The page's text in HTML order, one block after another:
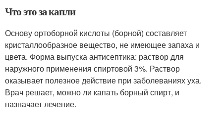
Что это за капли
Основу ортоборной кислоты (борной) составляет
кристаллообразное вещество, не имеющее запаха и
цвета. Форма выпуска антисептика: раствор для
наружного применения спиртовой 3%. Раствор
оказывает полезное действие при заболеваниях уха.
Врач решает, можно ли капать борный спирт, и
назначает лечение.